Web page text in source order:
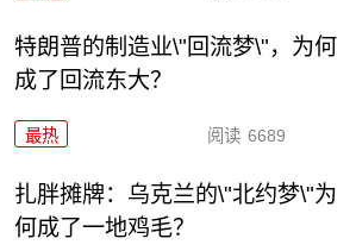
特朗普的制造业\"回流梦\"，为何
成了回流东大？
最热 阅读 6689
扎胖摊牌：乌克兰的\"北约梦\"为
何成了一地鸡毛？